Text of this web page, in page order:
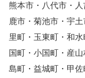
熊本市・八代市・
鹿市・菊池市・宇
里町・玉東町・和
国町・小国町・産
島町・益城町・甲